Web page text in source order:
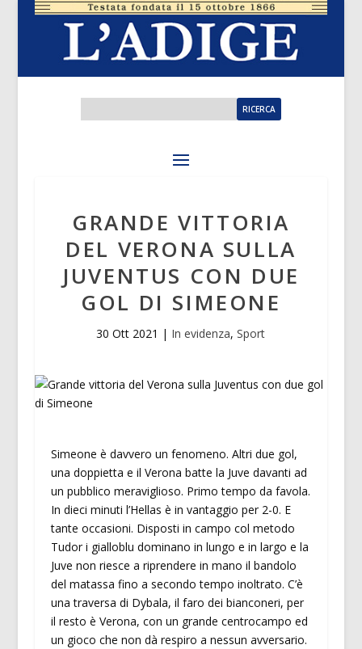
GRANDE VITTORIA
DEL VERONA SULLA
JUVENTUS CON DUE
GOL DI SIMEONE
30 Ott 2021 | In evidenza,Sport
Simeone è davvero un fenomeno. Altri due gol,
una doppietta e il Verona batte la Juve davanti ad
un pubblico meraviglioso. Primo tempo da favola.
In dieci minuti l’Hellas è in vantaggio per 2-0. E
tante occasioni. Disposti in campo col metodo
Tudor i gialloblu dominano in lungo e in largo e la
Juve non riesce a riprendere in mano il bandolo
del matassa fino a secondo tempo inoltrato. C’è
una traversa di Dybala, il faro dei bianconeri, per
il resto è Verona, con un grande centrocampo ed
un gioco che non dà respiro a nessun avversario.